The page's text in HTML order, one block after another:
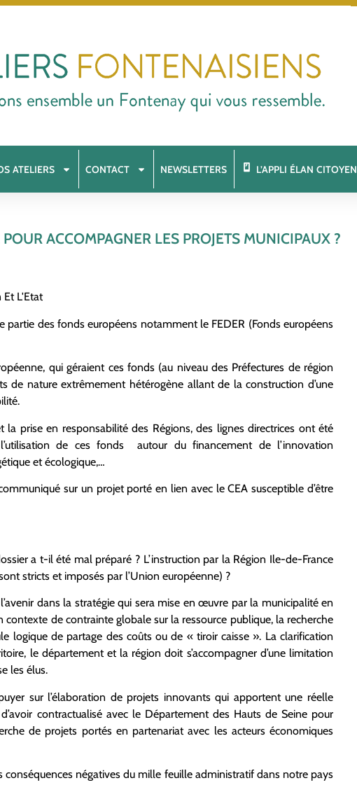
ATELIERS CONTACT NEWSLETTERS L’APPLI ÉLAN CITOYEN
ACCOMPAGNER LES PROJETS MUNICIPAUX ?
Et L'Etat
partie des fonds européens notamment le FEDER (Fonds européens
qui géraient ces fonds (au niveau des Préfectures de région
de nature extrêmement hétérogène allant de la construction d’une
prise en responsabilité des Régions, des lignes directrices ont été
de ces fonds autour du financement de l’innovation
et écologique,…
sur un projet porté en lien avec le CEA susceptible d’être
a t-il été mal préparé ? L’instruction par la Région Ile-de-France
stricts et imposés par l’Union européenne) ?
dans la stratégie qui sera mise en œuvre par la municipalité en
de contrainte globale sur la ressource publique, la recherche
logique de partage des coûts ou de « tiroir caisse ». La clarification
le département et la région doit s’accompagner d’une limitation
les élus.
sur l’élaboration de projets innovants qui apportent une réelle
contractualisé avec le Département des Hauts de Seine pour
de projets portés en partenariat avec les acteurs économiques
conséquences négatives du mille feuille administratif dans notre pays